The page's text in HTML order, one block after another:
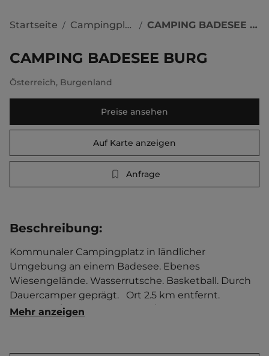
Startseite / Campingplätze / CAMPING BADESEE BURG
CAMPING BADESEE BURG
Österreich, Burgenland
Preise ansehen
Auf Karte anzeigen
Anfrage
Beschreibung:
Kommunaler Campingplatz in ländlicher
Umgebung an einem Badesee. Ebenes
Wiesengelände. Wasserrutsche. Basketball. Durch
Dauercamper geprägt.   Ort 2.5 km entfernt.
Touristen-/Dauerstellplätze 10/50.
Mehr anzeigen